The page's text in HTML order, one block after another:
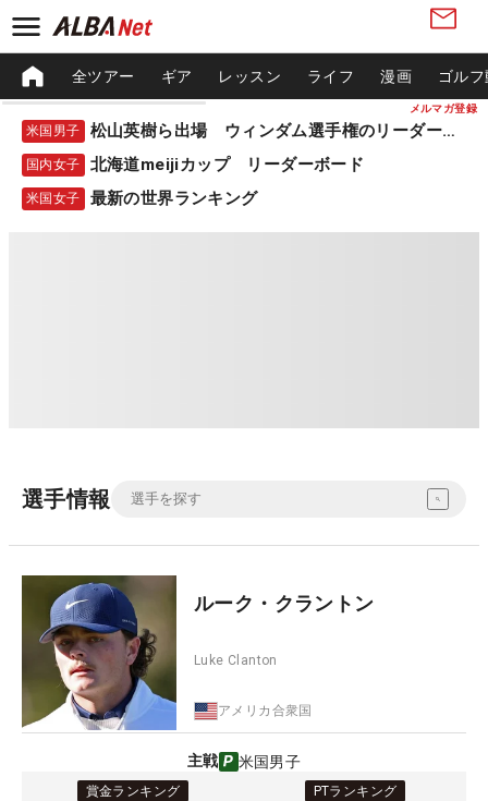
メルマガ登録
全ツアー ギア レッスン ライフ 漫画 ゴル
米国男子 松山英樹ら出場 ウィンダム選手権のリーダーボード
国内女子 北海道meijiカップ リーダーボード
米国女子 最新の世界ランキング
選手情報
ルーク・クラントン
Luke Clanton
アメリカ合衆国
主戦 米国男子
賞金ランキング PTランキング